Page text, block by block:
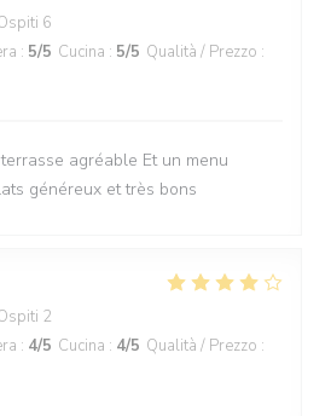
6
: 5/5 Cucina : 5/5 Qualità / Prezzo :
agréable Et un menu
généreux et très bons
2
: 4/5 Cucina : 4/5 Qualità / Prezzo :